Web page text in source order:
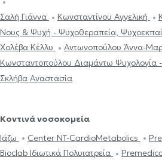
Σαλή Γιάννα Κωνσταντίνου Αγγελική
Νους & Ψυχή - Ψυχοθεραπεία,
Χολέβα Κέλλυ
Αντωνοπούλου Άννα-
Σκλήβα Αναστασία
Κοντινά νοσοκομεία
Ιάζω
Center NT-CardioMetabolics
Bioclab Ιδιωτικά Πολυιατρεία